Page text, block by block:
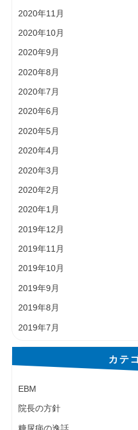
2020年11月
2020年10月
2020年9月
2020年8月
2020年7月
2020年6月
2020年5月
2020年4月
2020年3月
2020年2月
2020年1月
2019年12月
2019年11月
2019年10月
2019年9月
2019年8月
2019年7月
カテ
EBM
院長の方針
糖尿病の逸話